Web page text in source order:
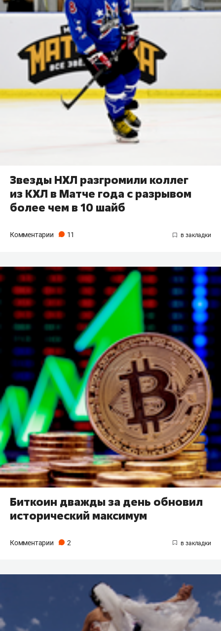
Звезды НХЛ разгромили коллег
из КХЛ в Матче года с разрывом
более чем в 10 шайб
Комментарии 11
Биткоин дважды за день обновил
исторический максимум
Комментарии 2